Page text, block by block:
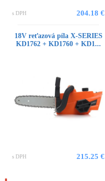
s DPH 204.18 €
18V reťazová píla X-SERIES
KD1762 + KD1760 + KD1...
s DPH 215.25 €